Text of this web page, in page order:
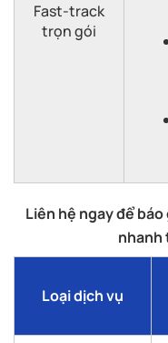
Fast-track
trọn gói
Liên hệ ngay để
nhanh
Loại dịch vụ